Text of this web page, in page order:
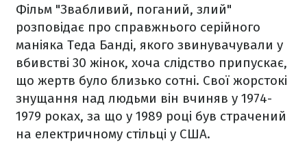
Фільм "Звабливий, поганий, злий"
розповідає про справжнього серійного
маніяка Теда Банді, якого звинувачували у
вбивстві 30 жінок, хоча слідство припускає,
що жертв було близько сотні. Свої жорстокі
знущання над людьми він вчиняв у 1974-
1979 роках, за що у 1989 році був страчений
на електричному стільці у США.